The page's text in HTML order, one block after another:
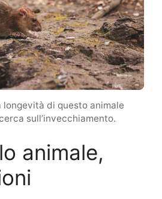
di questo animale
sull’invecchiamento.
animale,